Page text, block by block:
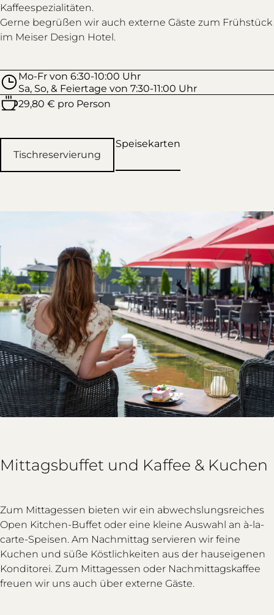
Kaffeespezialitäten.
Gerne begrüßen wir auch externe Gäste zum Frühstück
im Meiser Design Hotel.
Mo-Fr von 6:30-10:00 Uhr
Sa, So, & Feiertage von 7:30-11:00 Uhr
29,80 € pro Person
Tischreservierung
Speisekarten
Mittagsbuffet und Kaffee & Kuchen
Zum Mittagessen bieten wir ein abwechslungsreiches
Open Kitchen-Buffet oder eine kleine Auswahl an à-la-
carte-Speisen. Am Nachmittag servieren wir feine
Kuchen und süße Köstlichkeiten aus der hauseigenen
Konditorei. Zum Mittagessen oder Nachmittagskaffee
freuen wir uns auch über externe Gäste.